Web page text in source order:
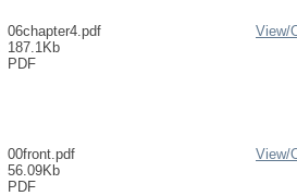
06chapter4.pdf
187.1Kb
PDF
View/
00front.pdf
56.09Kb
PDF
View/